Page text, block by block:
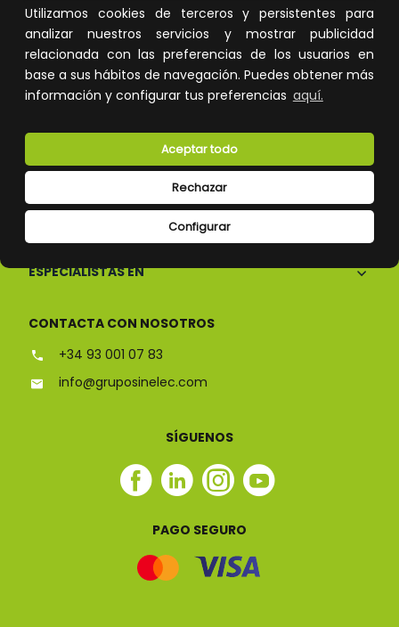
Utilizamos cookies de terceros y persistentes para
analizar nuestros servicios y mostrar publicidad
relacionada con las preferencias de los usuarios en
base a sus hábitos de navegación. Puedes obtener más
información y configurar tus preferencias aquí.
Configurar
Rechazar
Aceptar todo
Atención al cliente
ESPECIALISTAS EN
CONTACTA CON NOSOTROS
+34 93 001 07 83
info@gruposinelec.com
SÍGUENOS
Facebook
Linkedin
Instagram
Youtube
PAGO SEGURO